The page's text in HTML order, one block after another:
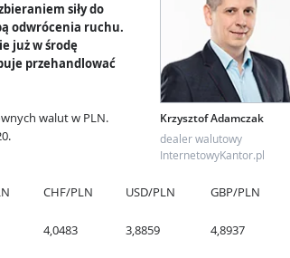
Krzysztof Adamczak
dealer walutowy
InternetowyKantor.pl
siły do
odwrócenia ruchu.
już w środę
przehandlować
walut w PLN.
CHF/PLN USD/PLN GBP/PLN
4,0483 3,8859 4,8937